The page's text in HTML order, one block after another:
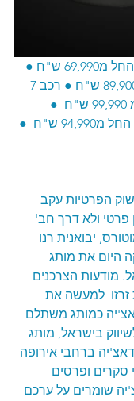
רכב פנאי משפחתי החל מ69,990 ש"ח ●
●
רכב שימושי לעבודה החל מ94,990 ש"ח  ●
הפרטיות עקב
פרטי ולא דרך חב'
יבואנית רנו
היום את מותג
מודעות הצרכנים
למעשה את
כמותג משתלם
בישראל, מותג
ברחבי אירופה
סקרים ופרסים
שומרים על ערכם